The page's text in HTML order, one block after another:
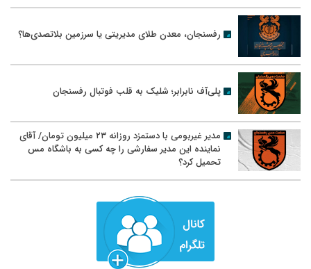
رفسنجان، معدن طلای مدیریتی یا سرزمین بلاتصدی‌ها؟
پلی‌آف نابرابر؛ شلیک به قلب فوتبال رفسنجان
مدیر غیربومی با دستمزد روزانه ۲۳ میلیون تومان/ آقای
نماینده این مدیر سفارشی را چه کسی به باشگاه مس
تحمیل کرد؟